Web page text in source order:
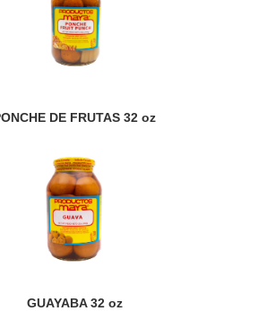
DE FRUTAS 32 oz
GUAYABA 32 oz